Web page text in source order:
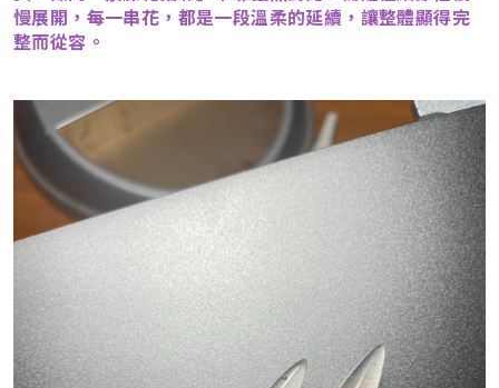
慢展開，每一串花，都是一段溫柔的延續，讓整體顯得完
整而從容。